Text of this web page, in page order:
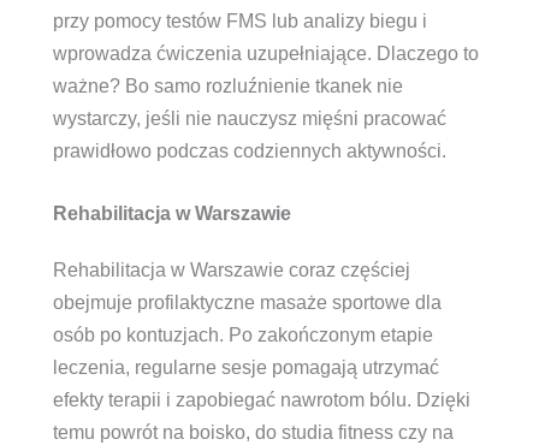
przy pomocy testów FMS lub analizy biegu i
wprowadza ćwiczenia uzupełniające. Dlaczego to
ważne? Bo samo rozluźnienie tkanek nie
wystarczy, jeśli nie nauczysz mięśni pracować
prawidłowo podczas codziennych aktywności.
Rehabilitacja w Warszawie
Rehabilitacja w Warszawie coraz częściej
obejmuje profilaktyczne masaże sportowe dla
osób po kontuzjach. Po zakończonym etapie
leczenia, regularne sesje pomagają utrzymać
efekty terapii i zapobiegać nawrotom bólu. Dzięki
temu powrót na boisko, do studia fitness czy na